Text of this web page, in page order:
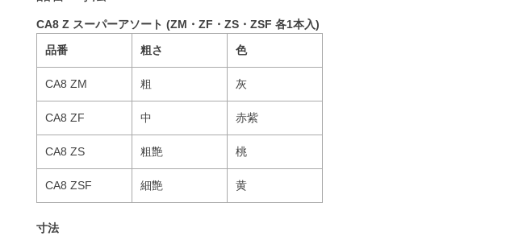
CA8 Z スーパーアソート (ZM・ZF・ZS・ZSF 各1本入)
品番
粗さ 色
CA8 ZM 粗 灰
CA8 ZF 中 赤紫
CA8 ZS 粗艶 桃
CA8 ZSF 細艶 黄
寸法